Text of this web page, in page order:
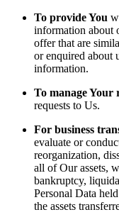
To provide You
information about
offer that are
or enquired about
information.
To manage Your
requests to Us.
For business
evaluate or
reorganization,
all of Our assets,
bankruptcy,
Personal Data
the assets